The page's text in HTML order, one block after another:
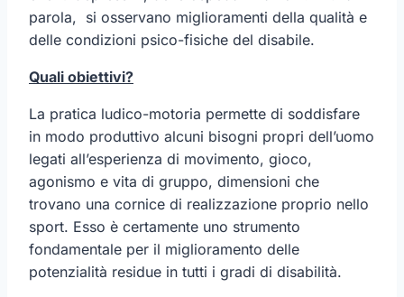
parola, si osservano miglioramenti della qualità e
delle condizioni psico-fisiche del disabile.
Quali obiettivi?
La pratica ludico-motoria permette di soddisfare
in modo produttivo alcuni bisogni propri dell’uomo
legati all’esperienza di movimento, gioco,
agonismo e vita di gruppo, dimensioni che
trovano una cornice di realizzazione proprio nello
sport. Esso è certamente uno strumento
fondamentale per il miglioramento delle
potenzialità residue in tutti i gradi di disabilità.